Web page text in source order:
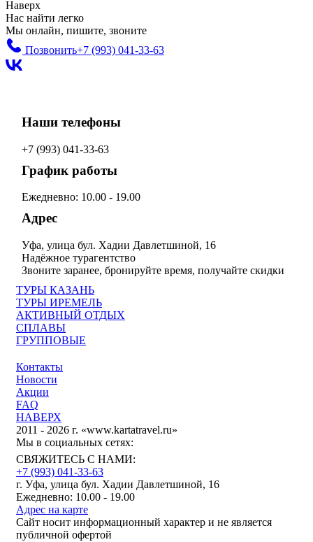
Наверх
Нас найти легко
Мы онлайн, пишите, звоните
Позвонить+7 (993) 041-33-63
Наши телефоны
+7 (993) 041-33-63
График работы
Ежедневно: 10.00 - 19.00
Адрес
Уфа, улица бул. Хадии Давлетшиной, 16
Надёжное турагентство
Звоните заранее, бронируйте время, получайте скидки
Контакты
Новости
Акции
FAQ
НАВЕРХ
2011 - 2026 г. «www.kartatravel.ru»
ТУРЫ КАЗАНЬ
ТУРЫ ИРЕМЕЛЬ
АКТИВНЫЙ ОТДЫХ
СПЛАВЫ
ГРУППОВЫЕ
Мы в социальных сетях:
СВЯЖИТЕСЬ С НАМИ:
+7 (993) 041-33-63
г. Уфа, улица бул. Хадии Давлетшиной, 16
Ежедневно: 10.00 - 19.00
Адрес на карте
Сайт носит информационный характер и не является
публичной офертой